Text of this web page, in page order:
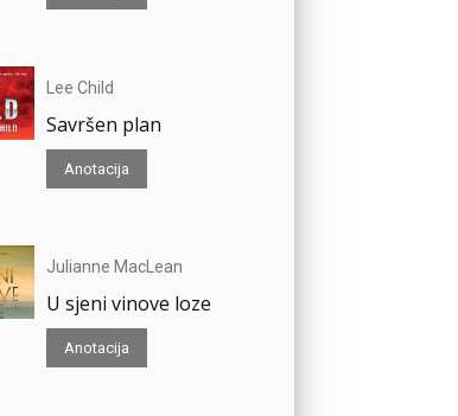
Lee Child
Savršen plan
Anotacija
Julianne MacLean
U sjeni vinove loze
Anotacija